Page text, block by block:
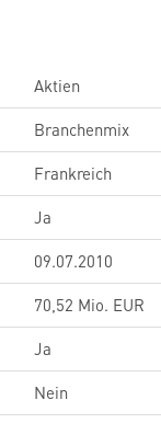
Aktien
Branchenmix
Frankreich
Ja
09.07.2010
70,52 Mio. EUR
Ja
Nein